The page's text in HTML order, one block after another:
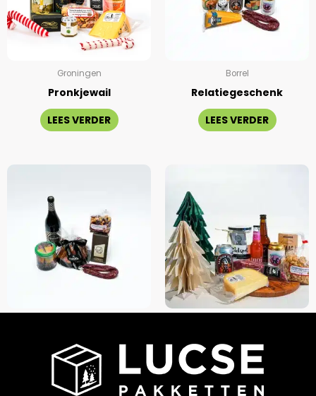
Groningen
Pronkjewail
LEES VERDER
Borrel
Relatiegeschenk
LEES VERDER
LEES VERDER
Kerstpakket
LEES VERDER